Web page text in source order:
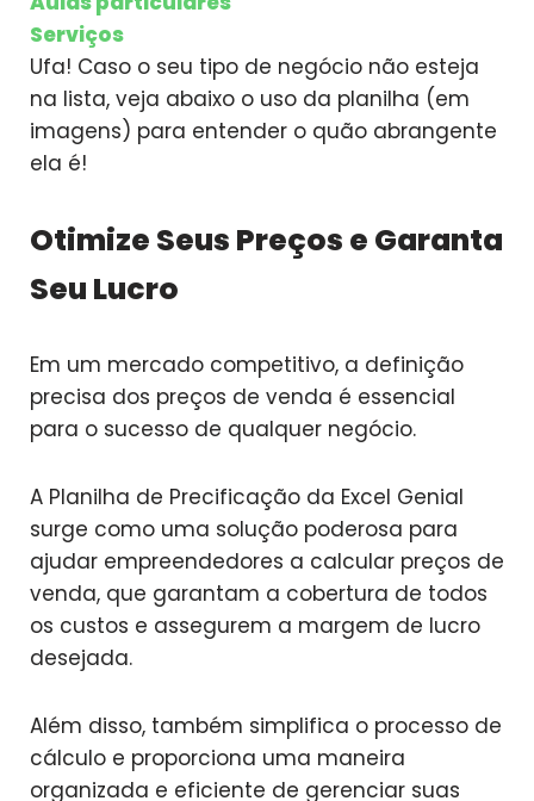
Serviços
Ufa! Caso o seu tipo de negócio não esteja
na lista, veja abaixo o uso da planilha (em
imagens) para entender o quão abrangente
ela é!
Otimize Seus Preços e Garanta
Seu Lucro
Em um mercado competitivo, a definição
precisa dos preços de venda é essencial
para o sucesso de qualquer negócio.
A Planilha de Precificação da Excel Genial
surge como uma solução poderosa para
ajudar empreendedores a calcular preços de
venda, que garantam a cobertura de todos
os custos e assegurem a margem de lucro
desejada.
Além disso, também simplifica o processo de
cálculo e proporciona uma maneira
organizada e eficiente de gerenciar suas